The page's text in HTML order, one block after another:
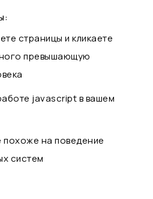
страницы и кликаете
превышающую
javascript в вашем
на поведение
систем